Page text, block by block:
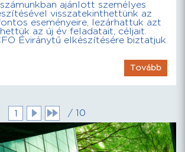
ajánlott személyes
visszatekinthettünk az
eseményeire, lezárhattuk azt
az új év feladatait, céljait.
Éviránytű elkészítésére biztatjuk
Tovább
1 / 10